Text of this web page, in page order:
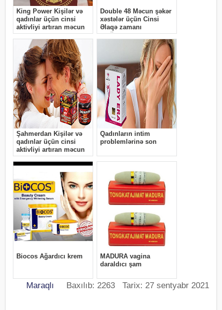
Maraqlı Baxılıb: 2263 Tarix: 27 sentyabr 2021